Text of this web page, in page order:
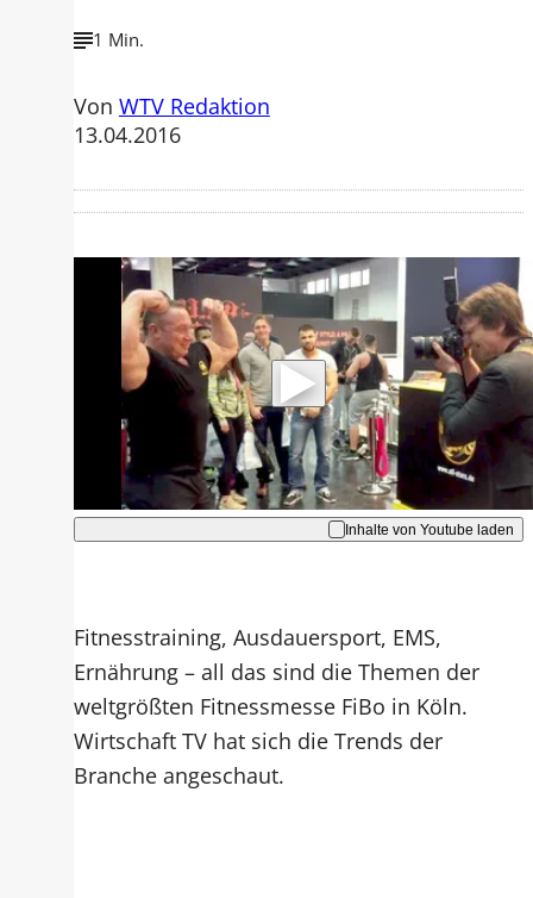
1 Min.
Von WTV Redaktion
13.04.2016
Mit der Wiedergabe dieses Videos
werden Daten an Youtube übertragen.
Hinweise dazu erhalten Sie in der
Datenschutzerklärung.
Akzeptieren
Inhalte von Youtube laden
Fitnesstraining, Ausdauersport, EMS,
Ernährung – all das sind die Themen der
weltgrößten Fitnessmesse FiBo in Köln.
Wirtschaft TV hat sich die Trends der
Branche angeschaut.